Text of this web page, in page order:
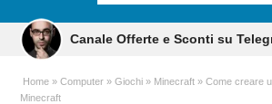
Canale Offerte e Sconti su
Home Computer Giochi Minecraft
Come creare
Minecraft